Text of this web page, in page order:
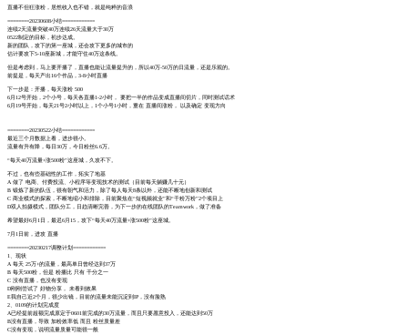
直播不但狂涨粉，居然收入也不错，就是纯粹的音浪
========20230608小结============
连续2天流量突破40万连续26天流量大于30万
0522制定的目标，初步达成。
新的团队，攻下的第一座城，还会攻下更多的城市的
估计要攻下5-10座新城，才能守住40万这条线。
但是考虑到，马上要开播了，直播也能让流量提升的，所以40万-50万的日流量，还是乐观的。
前提是，每天产出16个作品，3-8小时直播
下一步是：开播，每天涨粉 500
6月12号开始，2个小号，每天各直播1-2小时， 要把一半的作品变成直播间切片，同时测试话术
6月19号开始，每天21号2小时以上，1个小号1小时，重在 直播间涨粉， 以及确定 变现方向
========20230522小结============
最近三个月数据上看，进步很小。
流量有升有降，每日30万，今日粉丝6.6万。
“每天40万流量+涨500粉”这座城，久攻不下。
不过，也有些基础性的工作，拓实了地基
A 做了 电商、付费投流、小程序等变现技术的测试（目前每天躺赚几十元）
B 锻炼了新的队伍，很有朝气和活力，除了每人每天8条以外，还能不断地创新和测试
C 商业模式的探索，不断地缩小和排除，目前聚焦在“短视频就业”和“千粉万粉”2个项目上
D双人拍摄模式，团队分工，日趋清晰完善，为下一步的在线团队的Teamwork，做了准备
希望最好6月1日，最迟6月15，攻下“每天40万流量+涨500粉”这座城。
7月1日前，进攻 直播
========20230217调整计划============
1、现状
A 每天 25万+的流量，最高单日曾经达到37万
B 每天500粉，但是 粉播比 只有 千分之一
C 没有直播，也没有变现
D刚刚尝试了 好物分享， 未看到效果
E我自己近2个月，很少出镜，目前的流量未能沉淀到IP，没有脸熟
2、0109的计划完成度
A已经提前超额完成原定于0601前完成的30万流量，而且只要愿意投入，还能达到50万
B没有直播，导致 加粉效率低 而且 粉丝质量差
C没有变现，说明流量质量可能很一般